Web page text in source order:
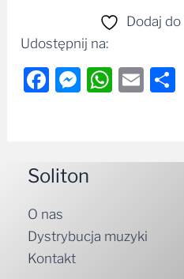
Dodaj
Udostępnij na:
Facebook
Soliton
O nas
Dystrybucja muzyki
Kontakt